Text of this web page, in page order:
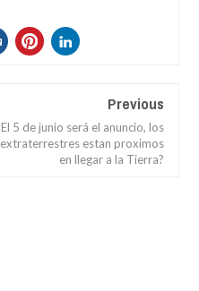
Previous
El 5 de junio será el anuncio, los
extraterrestres estan proximos
en llegar a la Tierra?